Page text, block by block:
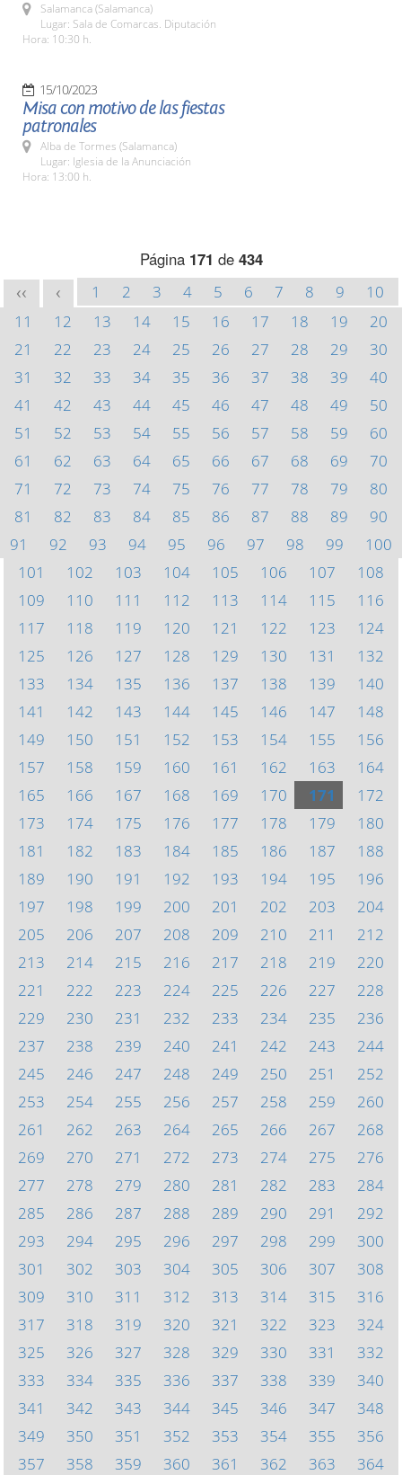
Salamanca (Salamanca)
Lugar: Sala de Comarcas. Diputación
Hora: 10:30 h.
15/10/2023
Misa con motivo de las fiestas
patronales
Alba de Tormes (Salamanca)
Lugar: Iglesia de la Anunciación
Hora: 13:00 h.
Página 171 de 434
<< < 1 2 3 4 5 6 7 8 9
10
11
12 13 14 15 16 17 18 19
20
21
22 23 24 25 26 27 28 29
30
31
32 33 34 35 36 37 38 39
40
41
42 43 44 45 46 47 48 49
50
51
52 53 54 55 56 57 58 59
60
61
62 63 64 65 66 67 68 69
70
71
72 73 74 75 76 77 78 79
80
81
82 83 84 85 86 87 88 89
90
91
92 93 94 95 96 97 98 99
100
101
102 103 104 105 106 107
108
109
110 111 112 113 114 115
116
117
118 119 120 121 122 123
124
125
126 127 128 129 130 131
132
133
134 135 136 137 138 139
140
141
142 143 144 145 146 147
148
149
150 151 152 153 154 155
156
157
158 159 160 161 162 163
164
165
166 167 168 169 170 171
172
173
174 175 176 177 178 179
180
181
182 183 184 185 186 187
188
189
190 191 192 193 194 195
196
197
198 199 200 201 202 203
204
205
206 207 208 209 210 211
212
213
214 215 216 217 218 219
220
221
222 223 224 225 226 227
228
229
230 231 232 233 234 235
236
237
238 239 240 241 242 243
244
245
246 247 248 249 250 251
252
253
254 255 256 257 258 259
260
261
262 263 264 265 266 267
268
269
270 271 272 273 274 275
276
277
278 279 280 281 282 283
284
285
286 287 288 289 290 291
292
293
294 295 296 297 298 299
300
301
302 303 304 305 306 307
308
309
310 311 312 313 314 315
316
317
318 319 320 321 322 323
324
325
326 327 328 329 330 331
332
333
334 335 336 337 338 339
340
341
342 343 344 345 346 347
348
349
350 351 352 353 354 355
356
357
358 359 360 361 362 363 364